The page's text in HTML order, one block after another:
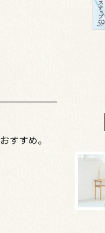
すすめ。